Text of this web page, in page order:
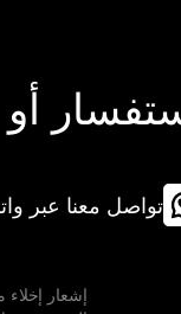
أو
تواصل معنا عبر